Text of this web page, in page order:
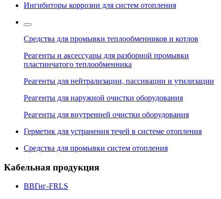
Ингибиторы коррозии для систем отопления
Средства для промывки теплообменников и котлов
Реагенты и аксессуары для разборной промывки
пластинчатого теплообменника
Реагенты для нейтрализации, пассивации и утилизации
Реагенты для наружной очистки оборудования
Реагенты для внутренней очистки оборудования
Герметик для устранения течей в системе отопления
Средства для промывки систем отопления
Кабельная продукция
ВВГнг-FRLS